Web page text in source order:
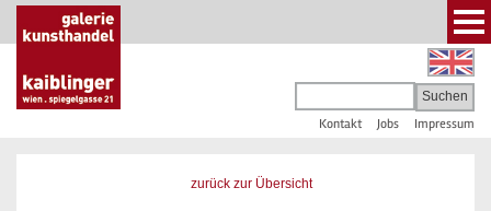
Kontakt Jobs Impressum
zurück zur Übersicht